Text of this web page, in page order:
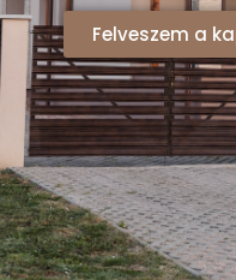
Felveszem a